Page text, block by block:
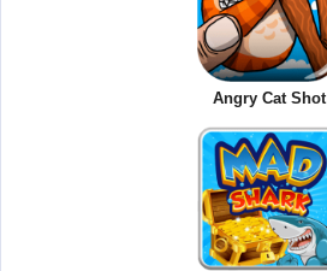
Angry Cat Shot